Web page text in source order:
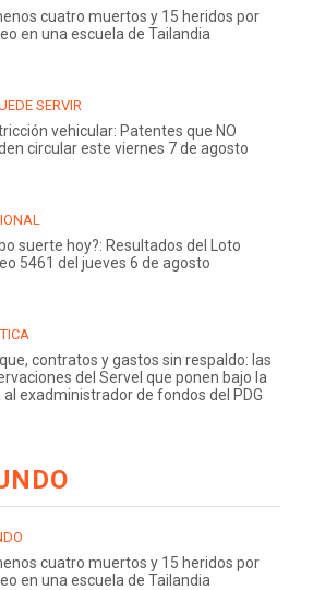
cuatro muertos y 15 heridos por
en una escuela de Tailandia
SERVIR
vehicular: Patentes que NO
circular este viernes 7 de agosto
suerte hoy?: Resultados del Loto
5461 del jueves 6 de agosto
contratos y gastos sin respaldo: las
del Servel que ponen bajo la
al exadministrador de fondos del PDG
cuatro muertos y 15 heridos por
en una escuela de Tailandia